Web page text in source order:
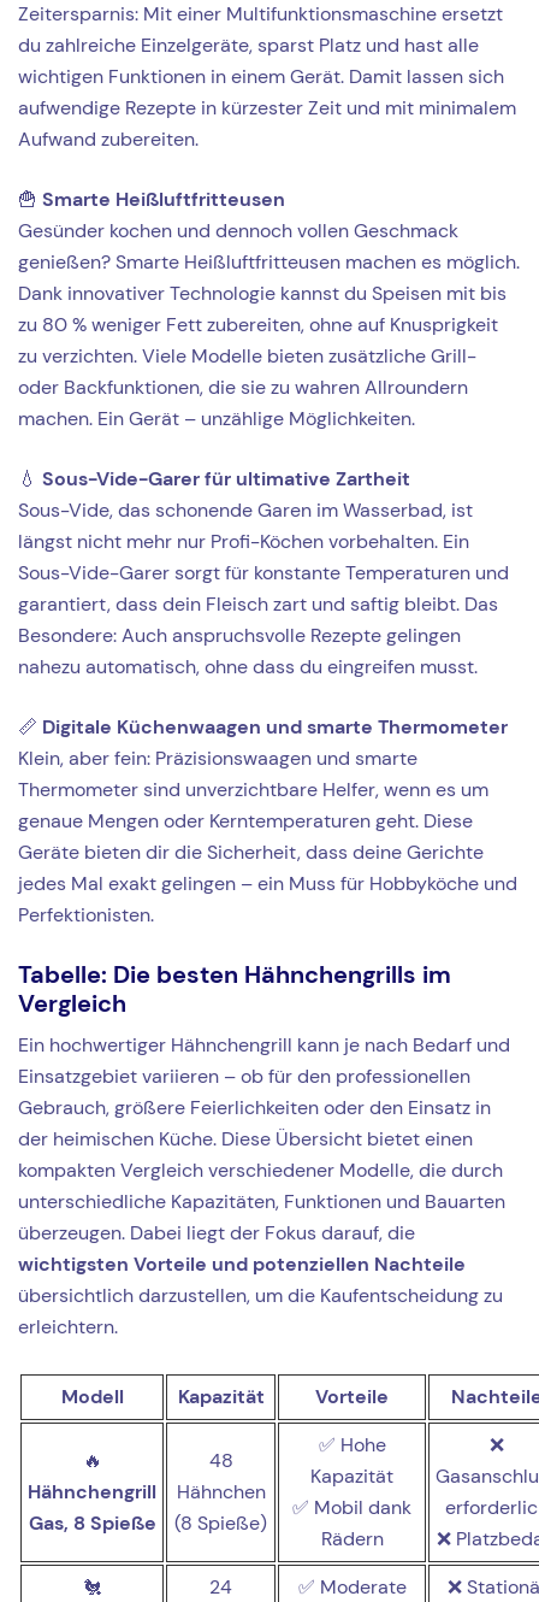
Zeitersparnis: Mit einer Multifunktionsmaschine ersetzt
du zahlreiche Einzelgeräte, sparst Platz und hast alle
wichtigen Funktionen in einem Gerät. Damit lassen sich
aufwendige Rezepte in kürzester Zeit und mit minimalem
Aufwand zubereiten.
🍟 Smarte Heißluftfritteusen
Gesünder kochen und dennoch vollen Geschmack
genießen? Smarte Heißluftfritteusen machen es möglich.
Dank innovativer Technologie kannst du Speisen mit bis
zu 80 % weniger Fett zubereiten, ohne auf Knusprigkeit
zu verzichten. Viele Modelle bieten zusätzliche Grill-
oder Backfunktionen, die sie zu wahren Allroundern
machen. Ein Gerät – unzählige Möglichkeiten.
💧 Sous-Vide-Garer für ultimative Zartheit
Sous-Vide, das schonende Garen im Wasserbad, ist
längst nicht mehr nur Profi-Köchen vorbehalten. Ein
Sous-Vide-Garer sorgt für konstante Temperaturen und
garantiert, dass dein Fleisch zart und saftig bleibt. Das
Besondere: Auch anspruchsvolle Rezepte gelingen
nahezu automatisch, ohne dass du eingreifen musst.
📏 Digitale Küchenwaagen und smarte Thermometer
Klein, aber fein: Präzisionswaagen und smarte
Thermometer sind unverzichtbare Helfer, wenn es um
genaue Mengen oder Kerntemperaturen geht. Diese
Geräte bieten dir die Sicherheit, dass deine Gerichte
jedes Mal exakt gelingen – ein Muss für Hobbyköche und
Perfektionisten.
Tabelle: Die besten Hähnchengrills im
Vergleich
Ein hochwertiger Hähnchengrill kann je nach Bedarf und
Einsatzgebiet variieren – ob für den professionellen
Gebrauch, größere Feierlichkeiten oder den Einsatz in
der heimischen Küche. Diese Übersicht bietet einen
kompakten Vergleich verschiedener Modelle, die durch
unterschiedliche Kapazitäten, Funktionen und Bauarten
überzeugen. Dabei liegt der Fokus darauf, die
wichtigsten Vorteile und potenziellen Nachteile
übersichtlich darzustellen, um die Kaufentscheidung zu
erleichtern.
Modell Kapazität Vorteile
🔥
Hähnchengrill
Gas, 8 Spieße
48
Hähnchen
(8 Spieße)
✅ Hohe
Kapazität
✅ Mobil dank
Rädern
❌
❌
🐔
24
✅ Moderate
❌